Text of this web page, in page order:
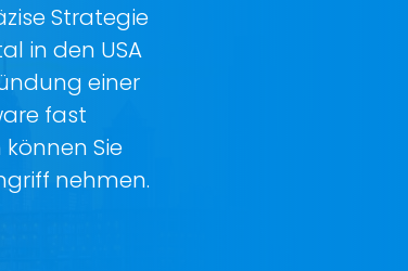
Strategie
in den USA
einer
fast
Sie
nehmen.